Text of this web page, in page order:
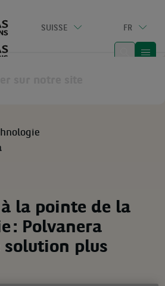
SUISSE FR
plus durable
à la pointe de la
: Polvanera
solution plus